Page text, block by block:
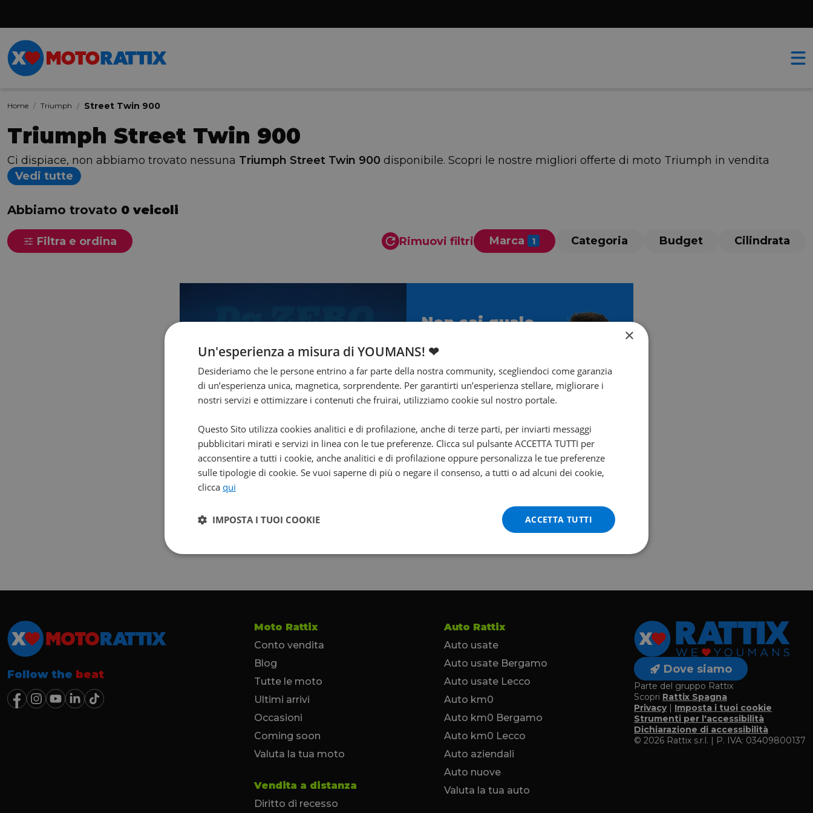
Home Triumph Street Twin 900
Triumph Street Twin 900
Ci dispiace, non abbiamo trovato nessuna Triumph Street Twin 900 disponibile. Scopri le nostre migliori offerte di moto Triumph in vendita
Vedi tutte
Abbiamo trovato 0 veicoli
Filtra e ordina Rimuovi filtri Marca Categoria Budget Cilindrata
Non sai quale
Ti aiuta Francesco!
Contattalo subito!
Follow the beat
Moto Rattix
Conto vendita
Blog
Tutte le moto
Ultimi arrivi
Occasioni
Coming soon
Valuta la tua moto
Vendita a distanza
Diritto di recesso
Auto Rattix
Auto usate
Auto usate Bergamo
Auto usate Lecco
Auto km0
Auto km0 Bergamo
Auto km0 Lecco
Auto aziendali
Auto nuove
Valuta la tua auto
Dove siamo
Parte del gruppo Rattix
Scopri Rattix Spagna
Privacy| Imposta i tuoi cookie
Strumenti per l'accessibilità
Dichiarazione di accessibilità
© 2026 Rattix s.r.l. | P. IVA: 03409800137
×
Un'esperienza a misura di YOUMANS! ❤
Desideriamo che le persone entrino a far parte della nostra community, scegliendoci come garanzia
di un’esperienza unica, magnetica, sorprendente. Per garantirti un’esperienza stellare, migliorare i
nostri servizi e ottimizzare i contenuti che fruirai, utilizziamo cookie sul nostro portale.
Questo Sito utilizza cookies analitici e di profilazione, anche di terze parti, per inviarti messaggi
pubblicitari mirati e servizi in linea con le tue preferenze. Clicca sul pulsante ACCETTA TUTTI per
acconsentire a tutti i cookie, anche analitici e di profilazione oppure personalizza le tue preferenze
sulle tipologie di cookie. Se vuoi saperne di più o negare il consenso, a tutti o ad alcuni dei cookie,
clicca qui
ACCETTA TUTTI
IMPOSTA I TUOI COOKIE